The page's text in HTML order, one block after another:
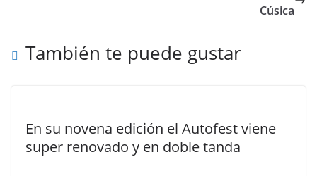
Cúsica
También te puede gustar
En su novena edición el Autofest viene
super renovado y en doble tanda